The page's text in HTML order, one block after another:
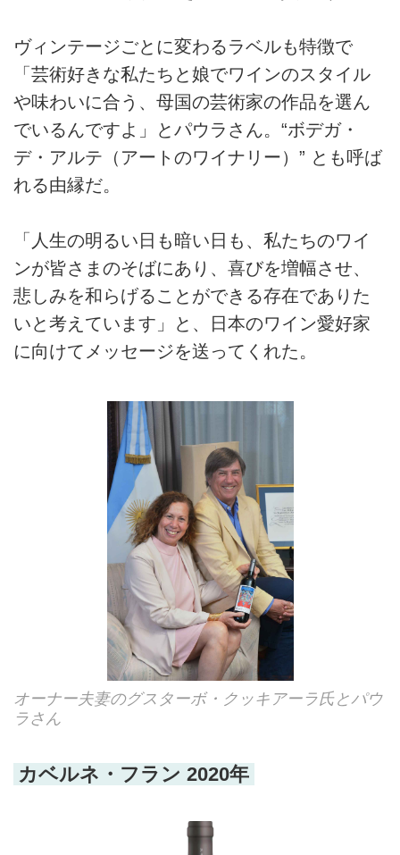
ヴィンテージごとに変わるラベルも特徴で
「芸術好きな私たちと娘でワインのスタイル
や味わいに合う、母国の芸術家の作品を選ん
でいるんですよ」とパウラさん。“ボデガ・
デ・アルテ（アートのワイナリー）” とも呼ば
れる由縁だ。
「人生の明るい日も暗い日も、私たちのワイ
ンが皆さまのそばにあり、喜びを増幅させ、
悲しみを和らげることができる存在でありた
いと考えています」と、日本のワイン愛好家
に向けてメッセージを送ってくれた。
オーナー夫妻のグスターボ・クッキアーラ氏とパウ
ラさん
カベルネ・フラン 2020年